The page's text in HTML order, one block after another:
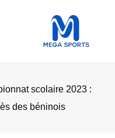
scolaire 2023 :
des béninois